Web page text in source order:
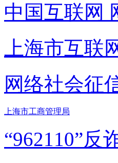
中国互联网
上海市互联
网络社会征
上海市工商管理局
“962110”反